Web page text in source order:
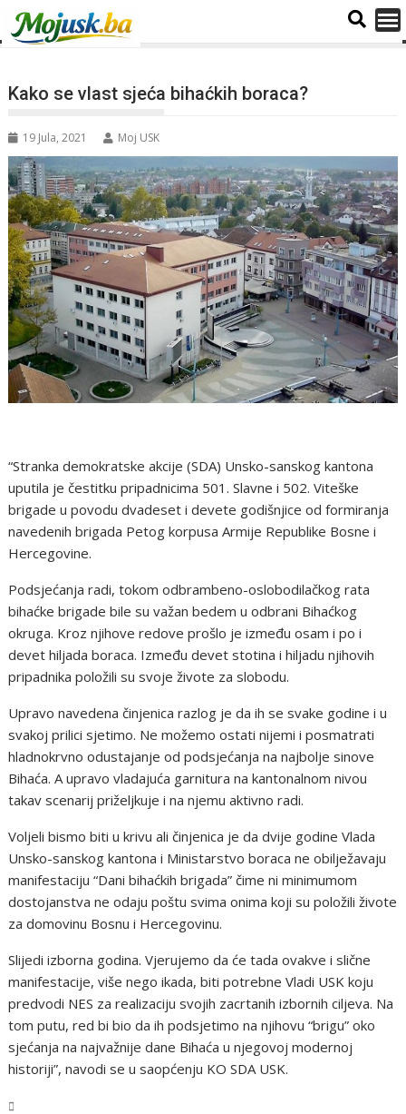
Kako se vlast sjeća bihaćkih boraca?
19 Jula, 2021 Moj USK
“Stranka demokratske akcije (SDA) Unsko-sanskog kantona
uputila je čestitku pripadnicima 501. Slavne i 502. Viteške
brigade u povodu dvadeset i devete godišnjice od formiranja
navedenih brigada Petog korpusa Armije Republike Bosne i
Hercegovine.
Podsjećanja radi, tokom odbrambeno-oslobodilačkog rata
bihaćke brigade bile su važan bedem u odbrani Bihaćkog
okruga. Kroz njihove redove prošlo je između osam i po i
devet hiljada boraca. Između devet stotina i hiljadu njihovih
pripadnika položili su svoje živote za slobodu.
Upravo navedena činjenica razlog je da ih se svake godine i u
svakoj prilici sjetimo. Ne možemo ostati nijemi i posmatrati
hladnokrvno odustajanje od podsjećanja na najbolje sinove
Bihaća. A upravo vladajuća garnitura na kantonalnom nivou
takav scenarij priželjkuje i na njemu aktivno radi.
Voljeli bismo biti u krivu ali činjenica je da dvije godine Vlada
Unsko-sanskog kantona i Ministarstvo boraca ne obilježavaju
manifestaciju “Dani bihaćkih brigada” čime ni minimumom
dostojanstva ne odaju poštu svima onima koji su položili živote
za domovinu Bosnu i Hercegovinu.
Slijedi izborna godina. Vjerujemo da će tada ovakve i slične
manifestacije, više nego ikada, biti potrebne Vladi USK koju
predvodi NES za realizaciju svojih zacrtanih izbornih ciljeva. Na
tom putu, red bi bio da ih podsjetimo na njihovu “brigu” oko
sjećanja na najvažnije dane Bihaća u njegovoj modernoj
historiji”, navodi se u saopćenju KO SDA USK.